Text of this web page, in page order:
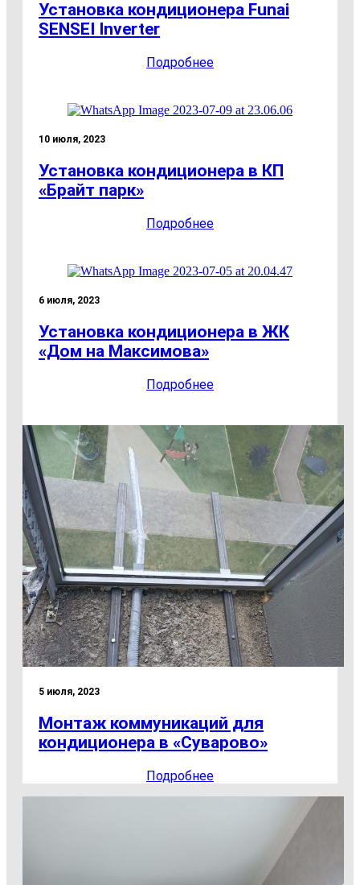
Установка кондиционера Funai
SENSEI Inverter
Подробнее
10 июля, 2023
Установка кондиционера в КП
«Брайт парк»
Подробнее
6 июля, 2023
Установка кондиционера в ЖК
«Дом на Максимова»
Подробнее
5 июля, 2023
Монтаж коммуникаций для
кондиционера в «Суварово»
Подробнее